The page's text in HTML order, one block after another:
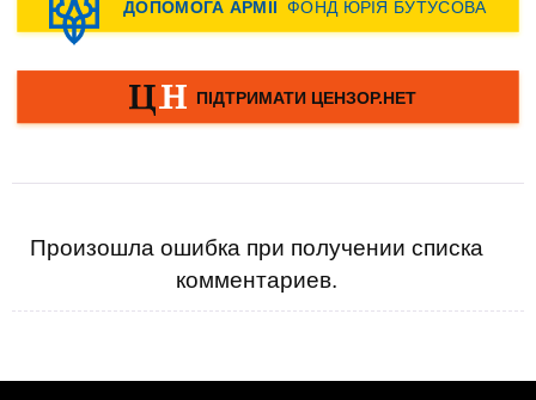
Произошла ошибка при получении списка
комментариев.